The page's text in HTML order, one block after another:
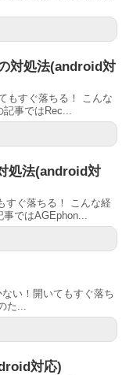
対処法(android対
もすぐ落ちる！ こんな
事ではRec...
処法(android対
すぐ落ちる！ こんな経
ではAGEphon...
い！開いてもすぐ落ち
た...
対応)